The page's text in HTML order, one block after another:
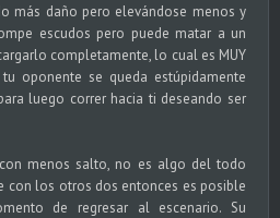
más daño pero elevándose menos y
escudos pero puede matar a un
completamente, lo cual es MUY
oponente se queda estúpidamente
luego correr hacia ti deseando ser
menos salto, no es algo del todo
con los otros dos entonces es posible
de regresar al escenario. Su